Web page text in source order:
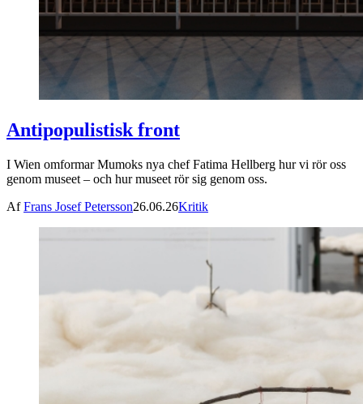
Antipopulistisk front
I Wien omformar Mumoks nya chef Fatima Hellberg hur vi rör oss
genom museet – och hur museet rör sig genom oss.
AfFrans Josef Petersson26.06.26Kritik